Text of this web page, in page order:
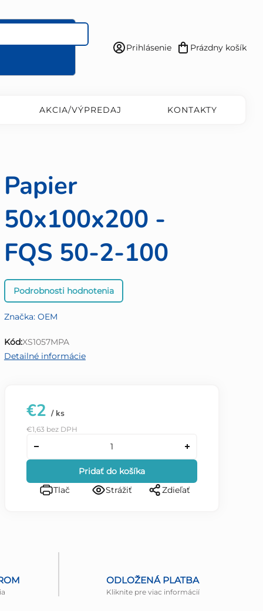
Prihlásenie
Nákupný
Prázdny košík
AKCIA/VÝPREDAJ KONTAKTY
Papier
50x100x200 -
FQS 50-2-100
Priemerné
hodnotenie
je
0,0
z
Podrobnosti hodnotenia
Značka: OEM
Kód:XS1057MPA
Detailné informácie
€2 / ks
€1,63 bez DPH
Pridať do košíka
Tlač
Strážiť Zdieľať
ODLOŽENÁ PLATBA
Kliknite pre viac informácií